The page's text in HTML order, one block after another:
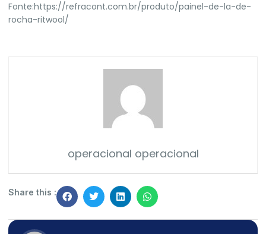
Fonte:https://refracont.com.br/produto/painel-de-la-de-
rocha-ritwool/
operacional operacional
Share this :